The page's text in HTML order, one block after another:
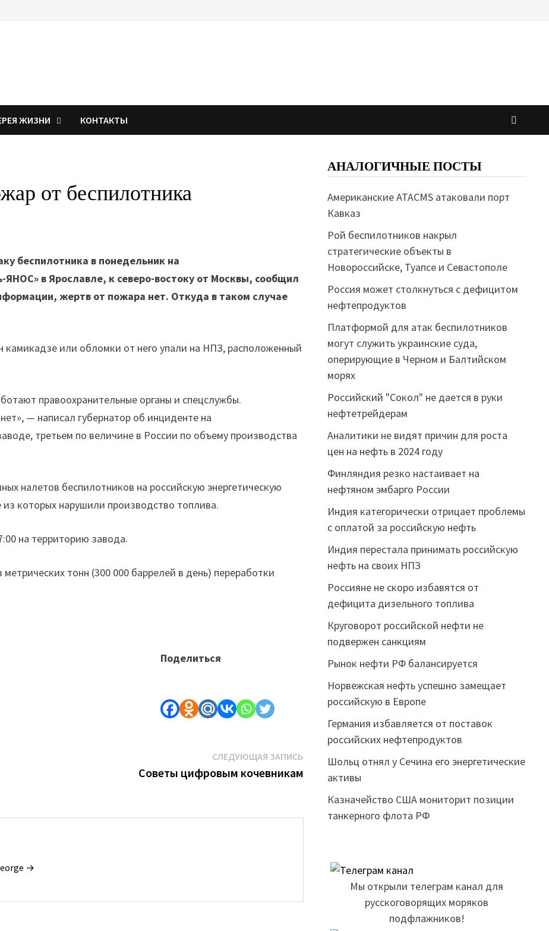
ЖИЗНИ КОНТАКТЫ
от беспилотника
беспилотника в понедельник на
в Ярославле, к северо-востоку от Москвы, сообщил
жертв от пожара нет. Откуда в таком случае
камикадзе или обломки от него упали на НПЗ, расположенный
правоохранительные органы и спецслужбы.
— написал губернатор об инциденте на
третьем по величине в России по объему производства
налетов беспилотников на российскую энергетическую
которых нарушили производство топлива.
на территорию завода.
тонн (300 000 баррелей в день) переработки
Поделиться
СЛЕДУЮЩАЯ ЗАПИСЬСледующая
запись:
Советы цифровым кочевникам
→
АНАЛОГИЧНЫЕ ПОСТЫ
Американские ATACMS атаковали порт
Кавказ
Рой беспилотников накрыл
стратегические объекты в
Новороссийске, Туапсе и Севастополе
Россия может столкнуться с дефицитом
нефтепродуктов
Платформой для атак беспилотников
могут служить украинские суда,
оперирующие в Черном и Балтийском
морях
Российский "Сокол" не дается в руки
нефтетрейдерам
Аналитики не видят причин для роста
цен на нефть в 2024 году
Финляндия резко настаивает на
нефтяном эмбарго России
Индия категорически отрицает проблемы
с оплатой за российскую нефть
Индия перестала принимать российскую
нефть на своих НПЗ
Россияне не скоро избавятся от
дефицита дизельного топлива
Круговорот российской нефти не
подвержен санкциям
Рынок нефти РФ балансируется
Норвежская нефть успешно замещает
российскую в Европе
Германия избавляется от поставок
российских нефтепродуктов
Шольц отнял у Сечина его энергетические
активы
Казначейство США мониторит позиции
танкерного флота РФ
Мы открыли телеграм канал для
русскоговорящих моряков
подфлажников!